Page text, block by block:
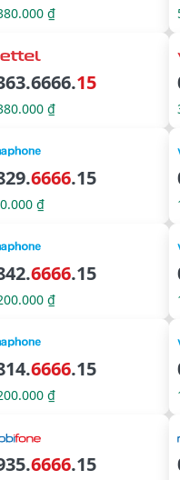
₫
15
₫
6666.15
₫
6666.15
₫
6666.15
₫
6666.15